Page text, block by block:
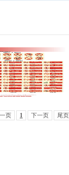
页 1 下一页 尾页